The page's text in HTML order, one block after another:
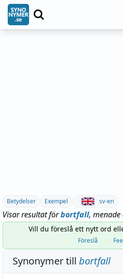
Betydelser Exempel sv-en
Visar resultat förbortfall, menade
Vill du föreslå ett nytt ord
Föreslå
Synonymer till bortfall